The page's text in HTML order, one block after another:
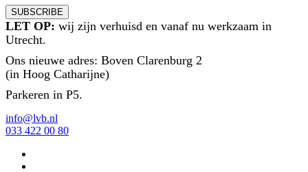
LET OP: wij zijn verhuisd en vanaf nu werkzaam in
Utrecht.
Ons nieuwe adres: Boven Clarenburg 2
(in Hoog Catharijne)
Parkeren in P5.
info@lvb.nl
033 422 00 80